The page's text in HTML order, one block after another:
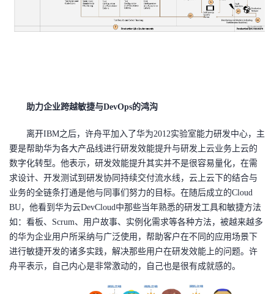
助力企业跨越敏捷与DevOps的鸿沟
离开IBM之后，许舟平加入了华为2012实验室能力研发中心，主
要是帮助华为各大产品线进行研发效能提升与研发上云业务上云的
数字化转型。他表示，研发效能提升其实并不是很容易量化，在需
求设计、开发测试到研发协同持续交付流水线，云上云下的结合与
业务的全链条打通是他与同事们努力的目标。在随后成立的Cloud
BU，他看到华为云DevCloud中那些当年熟悉的研发工具和敏捷方法
如：看板、Scrum、用户故事、实例化需求等各种方法，被越来越多
的华为企业用户所采纳与广泛使用，帮助客户在不同的应用场景下
进行敏捷开发的诸多实践，解决那些用户在研发效能上的问题。许
舟平表示，自己内心是非常激动的，自己也是很有成就感的。